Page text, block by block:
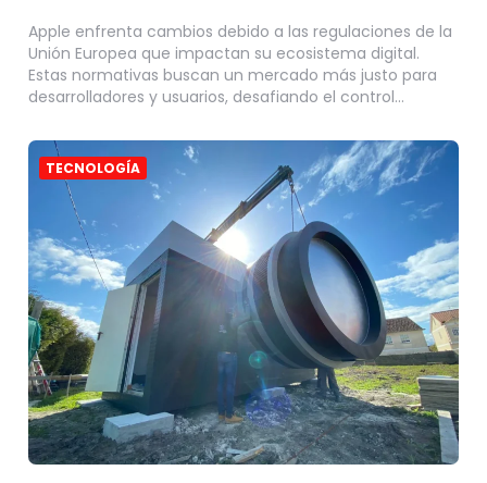
Apple enfrenta cambios debido a las regulaciones de la
Unión Europea que impactan su ecosistema digital.
Estas normativas buscan un mercado más justo para
desarrolladores y usuarios, desafiando el control…
TECNOLOGÍA